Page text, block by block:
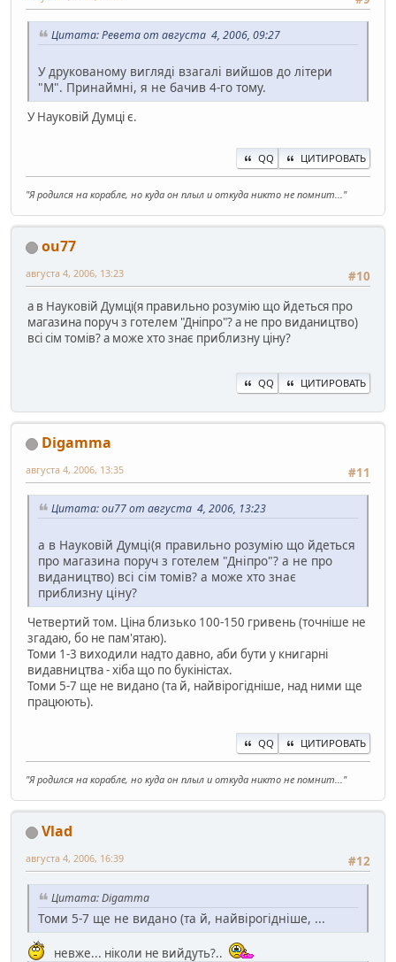
Цитата: Ревета от августа 4, 2006, 09:27
У друкованому вигляді взагалі вийшов до літери
"М". Принаймні, я не бачив 4-го тому.
У Науковій Думці є.
QQ ЦИТИРОВАТЬ
"Я родился на корабле, но куда он плыл и откуда никто не помнит..."
ou77
#10
августа 4, 2006, 13:23
а в Науковій Думці(я правильно розумію що йдеться про
магазина поруч з готелем "Дніпро"? а не про видаництво)
всі сім томів? а може хто знає приблизну ціну?
QQ ЦИТИРОВАТЬ
Digamma
#11
августа 4, 2006, 13:35
Цитата: ou77 от августа 4, 2006, 13:23
а в Науковій Думці(я правильно розумію що йдеться
про магазина поруч з готелем "Дніпро"? а не про
видаництво) всі сім томів? а може хто знає
приблизну ціну?
Четвертий том. Ціна близько 100-150 гривень (точніше не
згадаю, бо не пам'ятаю).
Томи 1-3 виходили надто давно, аби бути у книгарні
видавництва - хіба що по букіністах.
Томи 5-7 ще не видано (та й, найвірогідніше, над ними ще
працюють).
QQ ЦИТИРОВАТЬ
"Я родился на корабле, но куда он плыл и откуда никто не помнит..."
Vlad
#12
августа 4, 2006, 16:39
Цитата: Digamma
Томи 5-7 ще не видано (та й, найвірогідніше, ...
невже... ніколи не вийдуть?..